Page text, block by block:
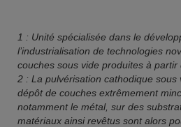
1 : Unité spécialisée dans le
l’industrialisation de technologies
couches sous vide produites à partir
2 : La pulvérisation cathodique sous
dépôt de couches extrêmement
notamment le métal, sur des
matériaux ainsi revêtus sont alors